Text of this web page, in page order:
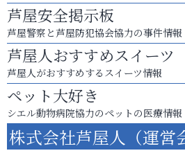
芦屋安全掲示板
芦屋警察と芦屋防犯協会協力の事件情報
芦屋人おすすめスイーツ
芦屋人がおすすめするスイーツ情報
ペット大好き
シエル動物病院協力のペットの医療情報
株式会社芦屋人（運営